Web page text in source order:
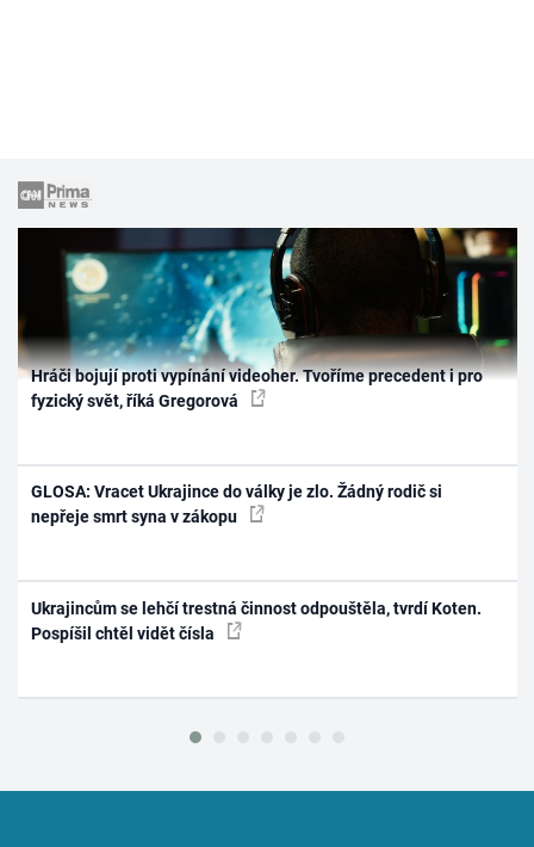
Hráči bojují proti vypínání videoher. Tvoříme precedent i pro
fyzický svět, říká Gregorová
GLOSA: Vracet Ukrajince do války je zlo. Žádný rodič si
nepřeje smrt syna v zákopu
Ukrajincům se lehčí trestná činnost odpouštěla, tvrdí Koten.
Pospíšil chtěl vidět čísla